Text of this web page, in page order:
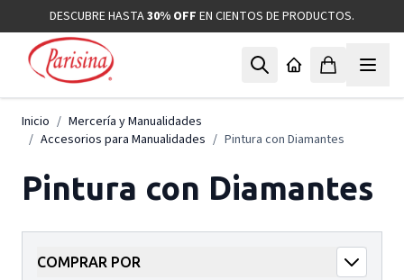
Ir al contenidoDESCUBRE HASTA30% OFF EN CIENTOS DE PRODUCTOS.
Inicio / Mercería y Manualidades
/ Accesorios para Manualidades / Pintura con Diamantes
Pintura con Diamantes
COMPRAR POR